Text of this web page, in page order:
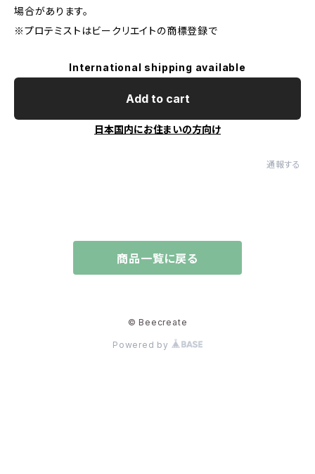
場合があります。
※プロテミストはビークリエイトの商標登録で
International shipping available
Add to cart
日本国内にお住まいの方向け
通報する
商品一覧に戻る
© Beecreate
Powered by